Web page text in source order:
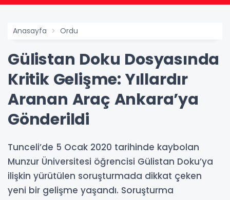
Anasayfa Ordu
Gülistan Doku Dosyasında
Kritik Gelişme: Yıllardır
Aranan Araç Ankara’ya
Gönderildi
Tunceli’de 5 Ocak 2020 tarihinde kaybolan
Munzur Üniversitesi öğrencisi Gülistan Doku’ya
ilişkin yürütülen soruşturmada dikkat çeken
yeni bir gelişme yaşandı. Soruşturma